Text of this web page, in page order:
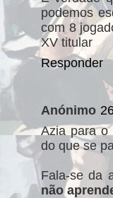
podemos
com 8
XV titular
Responder
Anónimo
Azia para o
do que se
Fala-se da
não